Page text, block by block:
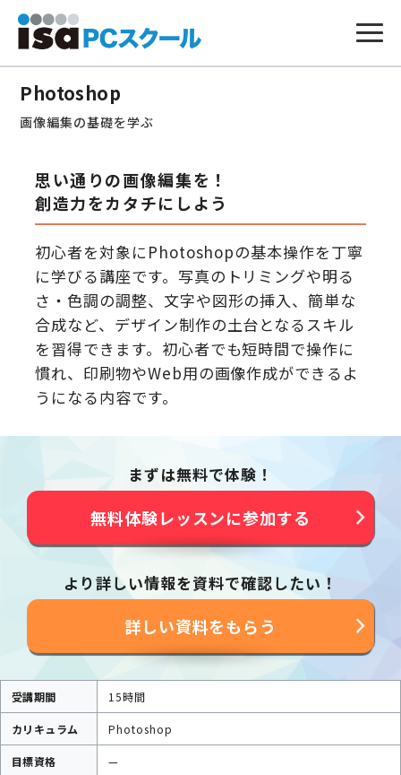
本
Photoshop
画像編集の基礎を学ぶ
思い通りの画像編集を！
創造力をカタチにしよう
初心者を対象にPhotoshopの基本操作を丁寧
に学びる講座です。写真のトリミングや明る
さ・色調の調整、文字や図形の挿入、簡単な
合成など、デザイン制作の土台となるスキル
を習得できます。初心者でも短時間で操作に
慣れ、印刷物やWeb用の画像作成ができるよ
うになる内容です。
まずは無料で体験！
無料体験レッスンに参加する
より詳しい情報を資料で確認したい！
詳しい資料をもらう
受講期間 15時間
カリキュラム Photoshop
目標資格 —